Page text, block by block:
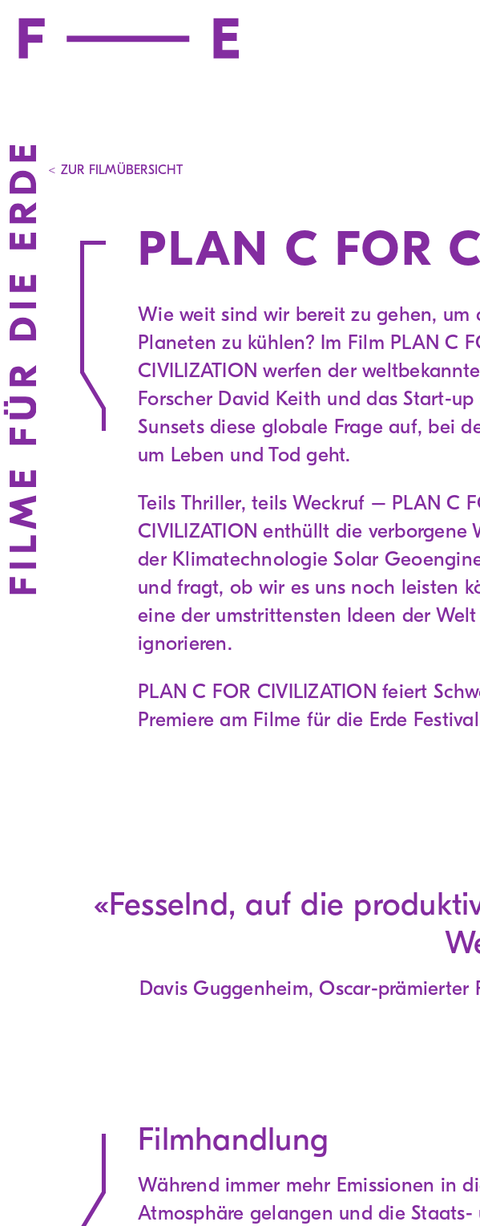
< ZUR FILMÜBERSICHT
PLAN C FOR
Wie weit sind wir bereit zu gehen, um
Planeten zu kühlen? Im Film PLAN C
CIVILIZATION werfen der weltbekannte
Forscher David Keith und das Start-up
Sunsets diese globale Frage auf, bei
um Leben und Tod geht.
Teils Thriller, teils Weckruf – PLAN C
CIVILIZATION enthüllt die verborgene
der Klimatechnologie Solar
und fragt, ob wir es uns noch leisten
eine der umstrittensten Ideen der Welt
ignorieren.
PLAN C FOR CIVILIZATION feiert
Premiere am Filme für die Erde
«Fesselnd, auf die
Davis Guggenheim, Oscar-prämierter
Filmhandlung
Während immer mehr Emissionen in
Atmosphäre gelangen und die Staats-